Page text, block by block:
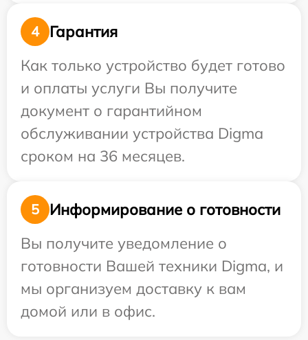
4
Гарантия
Как только устройство будет готово
и оплаты услуги Вы получите
документ о гарантийном
обслуживании устройства Digma
сроком на 36 месяцев.
5
Информирование о готовности
Вы получите уведомление о
готовности Вашей техники Digma, и
мы организуем доставку к вам
домой или в офис.